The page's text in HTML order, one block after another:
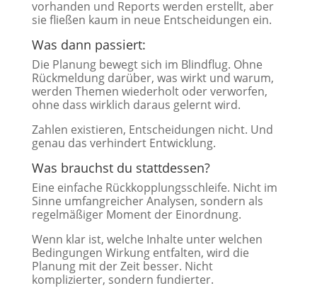
vorhanden und Reports werden erstellt, aber
sie fließen kaum in neue Entscheidungen ein.
Was dann passiert:
Die Planung bewegt sich im Blindflug. Ohne
Rückmeldung darüber, was wirkt und warum,
werden Themen wiederholt oder verworfen,
ohne dass wirklich daraus gelernt wird.
Zahlen existieren, Entscheidungen nicht. Und
genau das verhindert Entwicklung.
Was brauchst du stattdessen?
Eine einfache Rückkopplungsschleife. Nicht im
Sinne umfangreicher Analysen, sondern als
regelmäßiger Moment der Einordnung.
Wenn klar ist, welche Inhalte unter welchen
Bedingungen Wirkung entfalten, wird die
Planung mit der Zeit besser. Nicht
komplizierter, sondern fundierter.